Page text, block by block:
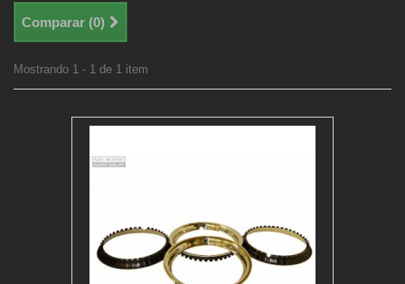
Comparar (0)
Mostrando 1 - 1 de 1 item